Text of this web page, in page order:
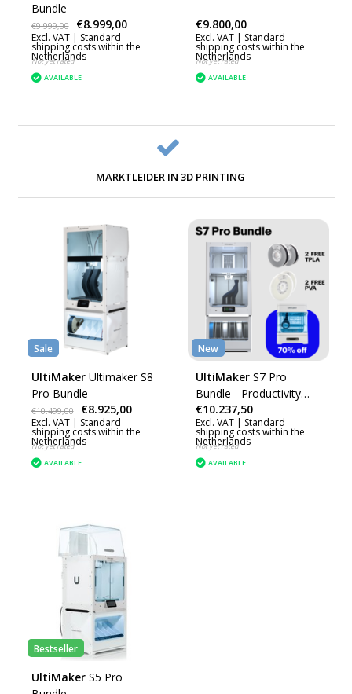
Bundle
€9.999,00 €8.999,00
Excl. VAT | Standard
shipping costs within the
Netherlands
Not yet rated
AVAILABLE
€9.800,00
Excl. VAT | Standard
shipping costs within the
Netherlands
Not yet rated
AVAILABLE
MARKTLEIDER IN 3D PRINTING
Sale
UltiMaker Ultimaker S8
Pro Bundle
€10.499,00 €8.925,00
Excl. VAT | Standard
shipping costs within the
Netherlands
Not yet rated
AVAILABLE
New
UltiMaker S7 Pro
Bundle - Productivity
Bundle
€10.237,50
Excl. VAT | Standard
shipping costs within the
Netherlands
Not yet rated
AVAILABLE
Bestseller
UltiMaker S5 Pro